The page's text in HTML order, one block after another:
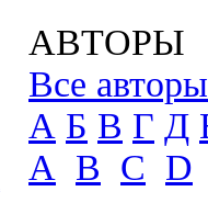
АВТОРЫ
Все авторы
А Б В Г Д
A B C D